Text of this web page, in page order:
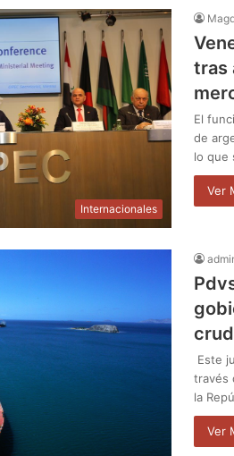
Internacionales
tras
El
de
lo que
Ver
Este
través
la
Ver